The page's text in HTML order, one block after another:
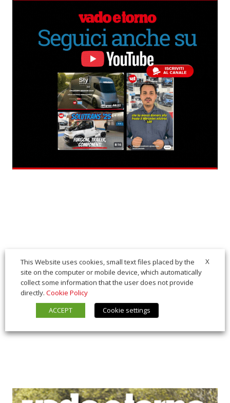
X
This Website uses cookies, small text files placed by the
site on the computer or mobile device, which automatically
collect some information that the user does not provide
directly. Cookie Policy
ACCEPT
Cookie settings